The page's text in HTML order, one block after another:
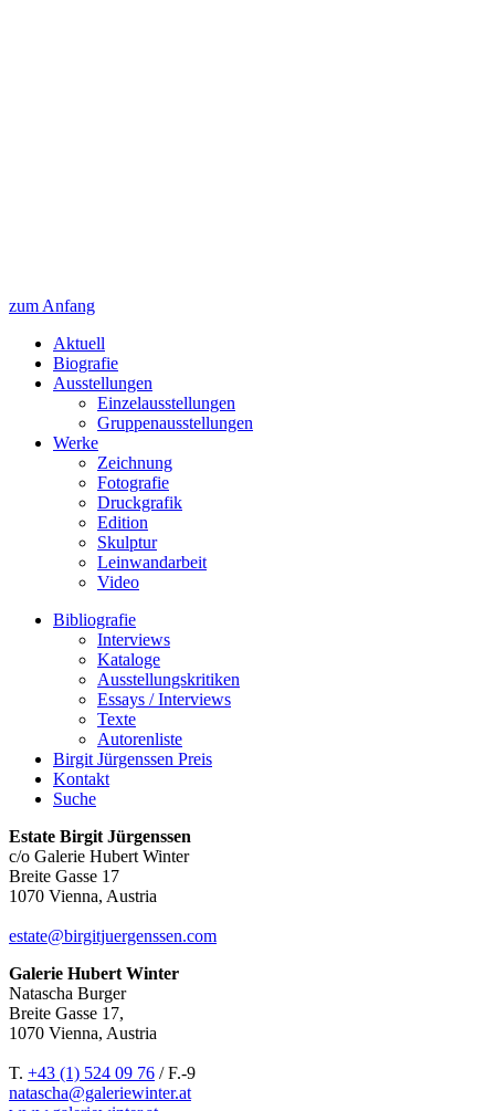
zum Anfang
Aktuell
Biografie
Ausstellungen
Einzelausstellungen
Gruppenausstellungen
Werke
Zeichnung
Fotografie
Druckgrafik
Edition
Skulptur
Leinwandarbeit
Video
Bibliografie
Interviews
Kataloge
Ausstellungskritiken
Essays / Interviews
Texte
Autorenliste
Birgit Jürgenssen Preis
Kontakt
Suche
Estate Birgit Jürgenssen
c/o Galerie Hubert Winter
Breite Gasse 17
1070 Vienna, Austria
estate@birgitjuergenssen.com
Galerie Hubert Winter
Natascha Burger
Breite Gasse 17,
1070 Vienna, Austria
T. +43 (1) 524 09 76 / F.-9
natascha@galeriewinter.at